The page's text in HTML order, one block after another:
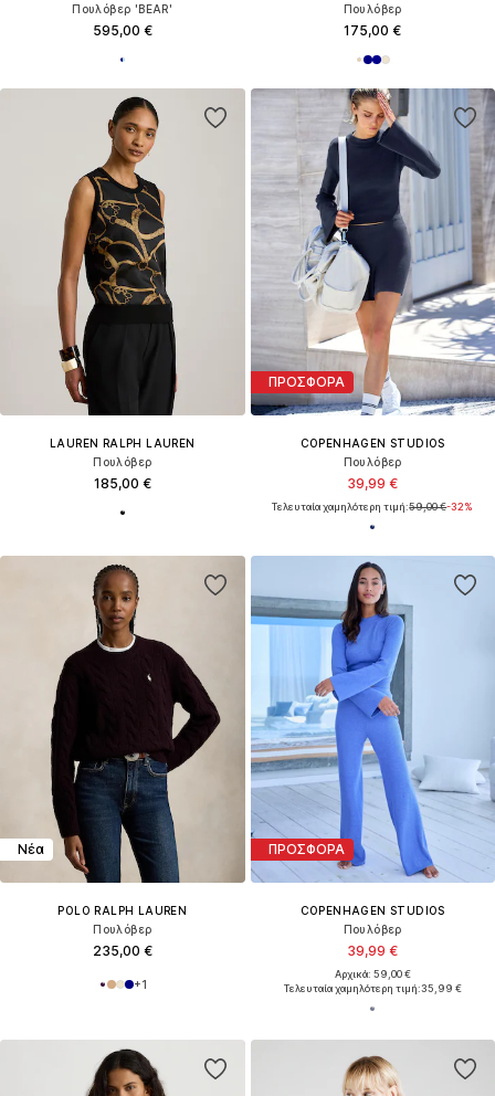
Πουλόβερ 'BEAR'
595,00 €
Πουλόβερ
175,00 €
LAUREN RALPH LAUREN
Πουλόβερ
185,00 €
ΠΡΟΣΦΟΡΑ
COPENHAGEN STUDIOS
Πουλόβερ
39,99 €
Τελευταία χαμηλότερη τιμή:59,00 €-32%
Νέα
POLO RALPH LAUREN
Πουλόβερ
235,00 €
+1
ΠΡΟΣΦΟΡΑ
COPENHAGEN STUDIOS
Πουλόβερ
39,99 €
Αρχικά: 59,00 €
Τελευταία χαμηλότερη τιμή:35,99 €